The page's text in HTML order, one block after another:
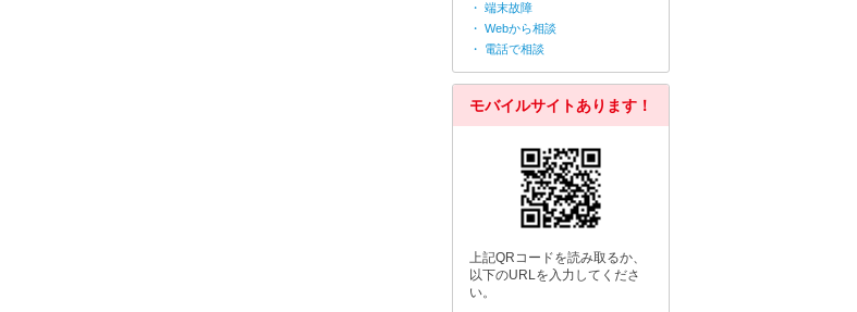
・ 端末故障
・ Webから相談
・ 電話で相談
モバイルサイトあります！
上記QRコードを読み取るか、
以下のURLを入力してくださ
い。